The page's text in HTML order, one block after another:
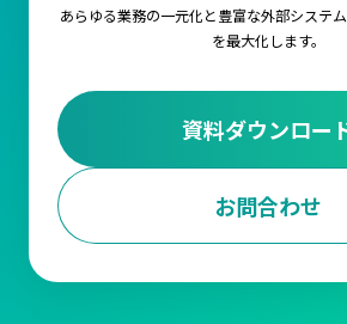
あらゆる業務の一元化と豊富な外部システ
を最大化します。
資料ダウンロー
お問合わせ